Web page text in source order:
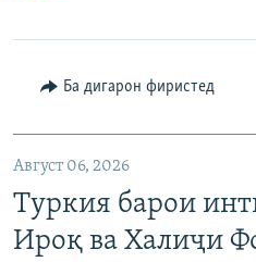
Ба дигарон фиристед
Август 06, 2026
Туркия барои
Ироқ ва Халиҷи